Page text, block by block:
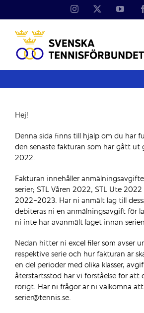
Instagram
Hej!
Denna sida finns till hjälp om du har
den senaste fakturan som har gått ut
2022.
Fakturan innehåller
serier; STL Våren 2022, STL Ute
2022-2023. Har ni anmält lag till
debiteras ni en anmälningsavgift för
ni inte har avanmält laget innan
Nedan hitter ni excel filer som avser
respektive serie och hur fakturan är
en del perioder med olika klasser,
återstartsstöd har vi förståelse för att
rörigt. Har ni frågor är ni välkomna
serier@tennis.se.